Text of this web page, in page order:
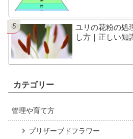
ユリの花粉の処
し方｜正しい知
カテゴリー
管理や育て方
プリザーブドフラワー